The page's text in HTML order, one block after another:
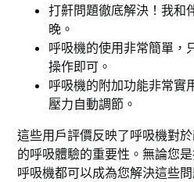
打鼾問題徹底解決！我和
晚。
呼吸機的使用非常簡單，
操作即可。
呼吸機的附加功能非常實
壓力自動調節。
這些用戶評價反映了呼吸機對
的呼吸體驗的重要性。無論您
呼吸機都可以成為您解決這些